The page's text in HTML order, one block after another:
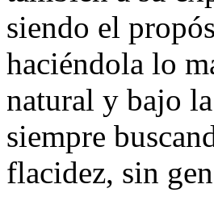
siendo el
haciéndola lo
natural y bajo
siempre
flacidez, sin